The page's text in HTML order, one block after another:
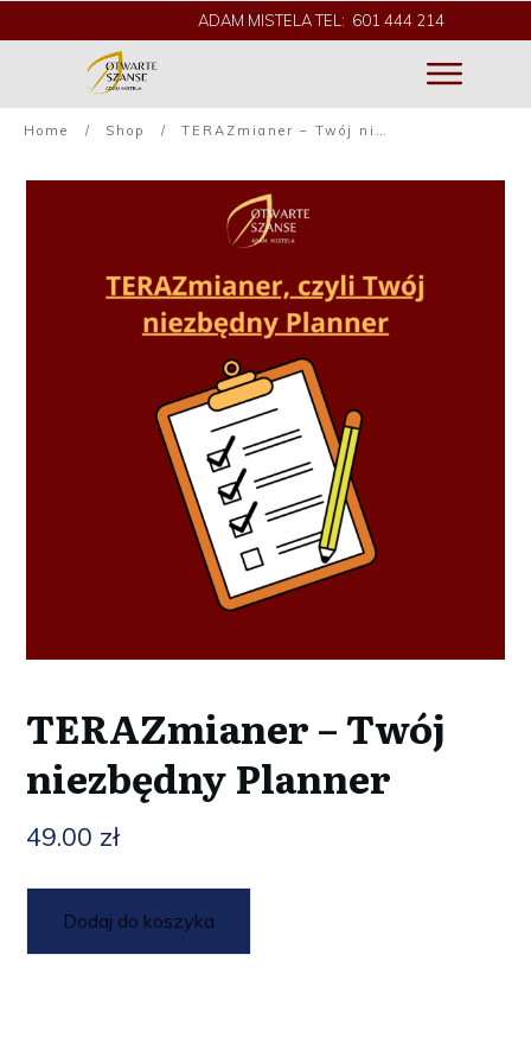
ADAM MISTELA TEL: 601 444 214
Home / Shop / TERAZmianer – Twój niezbędny Planner
TERAZmianer – Twój
niezbędny Planner
49.00 zł
Dodaj do koszyka